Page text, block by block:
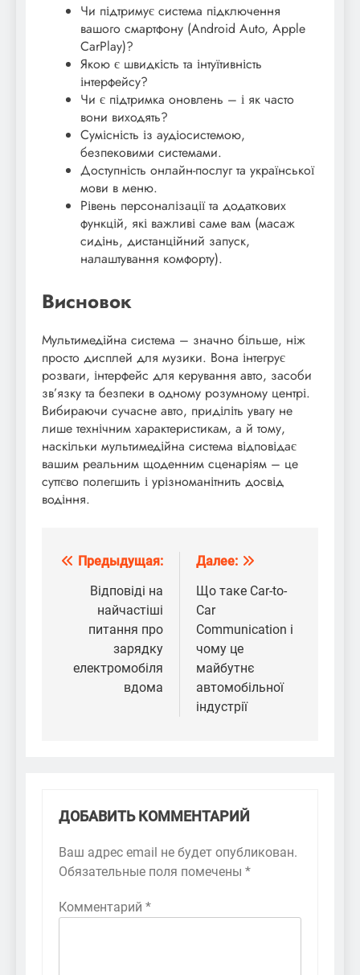
Чи підтримує система підключення
вашого смартфону (Android Auto, Apple
CarPlay)?
Якою є швидкість та інтуїтивність
інтерфейсу?
Чи є підтримка оновлень – і як часто
вони виходять?
Сумісність із аудіосистемою,
безпековими системами.
Доступність онлайн-послуг та української
мови в меню.
Рівень персоналізації та додаткових
функцій, які важливі саме вам (масаж
сидінь, дистанційний запуск,
налаштування комфорту).
Висновок
Мультимедійна система – значно більше, ніж
просто дисплей для музики. Вона інтегрує
розваги, інтерфейс для керування авто, засоби
зв’язку та безпеки в одному розумному центрі.
Вибираючи сучасне авто, приділіть увагу не
лише технічним характеристикам, а й тому,
наскільки мультимедійна система відповідає
вашим реальним щоденним сценаріям – це
суттєво полегшить і урізноманітнить досвід
водіння.
Навигация
записям
Предыдущая:
Відповіді на
найчастіші
питання про
зарядку
електромобіля
вдома
Далее:
Що таке Car-to-
Car
Communication і
чому це
майбутнє
автомобільної
індустрії
ДОБАВИТЬ КОММЕНТАРИЙ
Ваш адрес email не будет опубликован.
Обязательные поля помечены *
Комментарий *